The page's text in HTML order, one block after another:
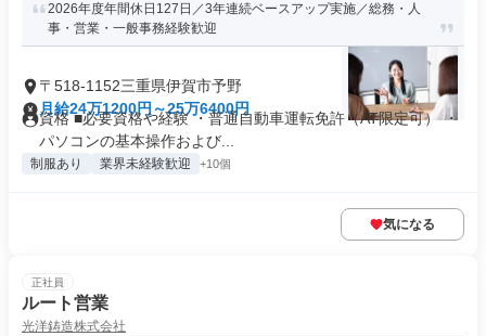
2026年度年間休日127日／3年連続ベースアップ実施／総務・人
事・営業・一般事務経験歓迎
〒518-1152三重県伊賀市予野
月給24万1200円～25万6400円
資格 ■必要資格や経験 ・普通自動車運転免許（AT限定可） ・
パソコンの基本操作および...
制服あり 業界未経験歓迎 +10個
気になる
正社員
ルート営業
光洋鋳造株式会社